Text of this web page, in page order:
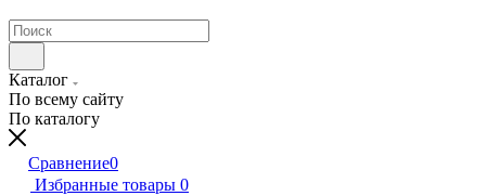
Каталог
По всему сайту
По каталогу
Сравнение0
Избранные товары 0